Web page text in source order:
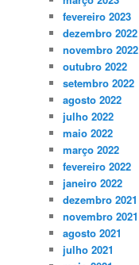
fevereiro 2023
dezembro 2022
novembro 2022
outubro 2022
setembro 2022
agosto 2022
julho 2022
maio 2022
março 2022
fevereiro 2022
janeiro 2022
dezembro 2021
novembro 2021
agosto 2021
julho 2021